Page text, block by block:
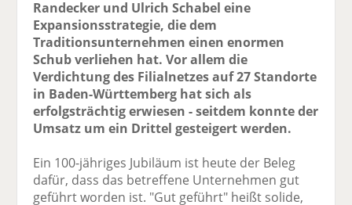
Randecker und Ulrich Schabel eine
Expansionsstrategie, die dem
Traditionsunternehmen einen enormen
Schub verliehen hat. Vor allem die
Verdichtung des Filialnetzes auf 27 Standorte
in Baden-Württemberg hat sich als
erfolgsträchtig erwiesen - seitdem konnte der
Umsatz um ein Drittel gesteigert werden.
Ein 100-jähriges Jubiläum ist heute der Beleg
dafür, dass das betreffene Unternehmen gut
geführt worden ist. "Gut geführt" heißt solide,